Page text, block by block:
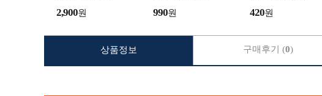
2,900원 990원 420원
상품정보 구매후기 (0)